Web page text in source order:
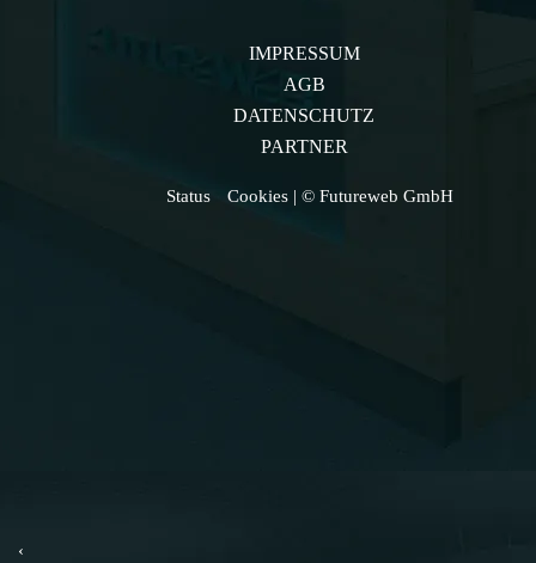
IMPRESSUM
AGB
DATENSCHUTZ
PARTNER
Status Cookies | © Futureweb GmbH
‹